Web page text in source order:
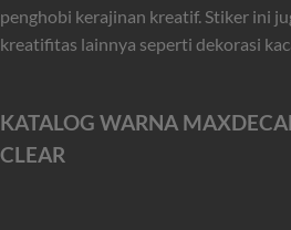
penghobi kerajinan kreatif. Stiker ini
kreatifitas lainnya seperti dekorasi
KATALOG WARNA
CLEAR